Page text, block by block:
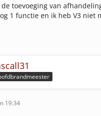
toevoeging van
1 functie en ik heb V3 niet
19:34